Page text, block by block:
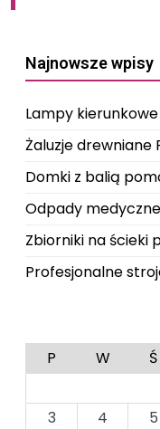
Najnowsze wpisy
Lampy kierunkowe
Żaluzje drewniane
Domki z balią
Odpady
Zbiorniki na ścieki
Profesjonalne
P W Ś
3
4 5